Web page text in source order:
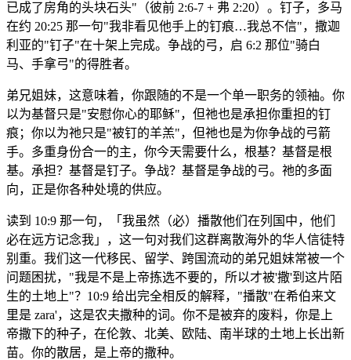
已成了房角的头块石头"（彼前 2:6-7 + 弗 2:20）。钉子，多马
在约 20:25 那一句"我非看见他手上的钉痕…我总不信"，撒迦
利亚的"钉子"在十架上完成。争战的弓，启 6:2 那位"骑白
马、手拿弓"的得胜者。
弟兄姐妹，这意味着，你跟随的不是一个单一职务的领袖。你
以为基督只是"安慰你心的耶稣"，但祂也是承担你重担的钉
痕；你以为祂只是"被钉的羊羔"，但祂也是为你争战的弓箭
手。多重身份合一的主，你今天需要什么，根基？基督是根
基。承担？基督是钉子。争战？基督是争战的弓。祂的多面
向，正是你各种处境的供应。
读到 10:9 那一句，「我虽然（必）播散他们在列国中，他们
必在远方记念我」，这一句对我们这群离散海外的华人信徒特
别重。我们这一代移民、留学、跨国流动的弟兄姐妹常被一个
问题困扰，"我是不是上帝拣选不要的，所以才被'撒'到这片陌
生的土地上"？10:9 给出完全相反的解释，"播散"在希伯来文
里是 zara'，这是农夫撒种的词。你不是被弃的废料，你是上
帝撒下的种子，在伦敦、北美、欧陆、南半球的土地上长出新
苗。你的散居，是上帝的撒种。